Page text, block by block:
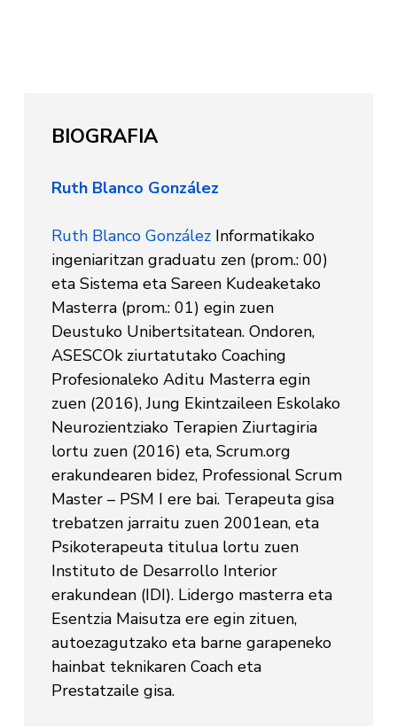
BIOGRAFIA
Ruth Blanco González
Ruth Blanco González Informatikako
ingeniaritzan graduatu zen (prom.: 00)
eta Sistema eta Sareen Kudeaketako
Masterra (prom.: 01) egin zuen
Deustuko Unibertsitatean. Ondoren,
ASESCOk ziurtatutako Coaching
Profesionaleko Aditu Masterra egin
zuen (2016), Jung Ekintzaileen Eskolako
Neurozientziako Terapien Ziurtagiria
lortu zuen (2016) eta, Scrum.org
erakundearen bidez, Professional Scrum
Master – PSM I ere bai. Terapeuta gisa
trebatzen jarraitu zuen 2001ean, eta
Psikoterapeuta titulua lortu zuen
Instituto de Desarrollo Interior
erakundean (IDI). Lidergo masterra eta
Esentzia Maisutza ere egin zituen,
autoezagutzako eta barne garapeneko
hainbat teknikaren Coach eta
Prestatzaile gisa.